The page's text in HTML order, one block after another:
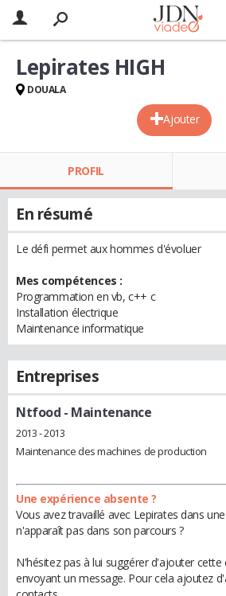
Ajouter
Lepirates HIGH
DOUALA
PROFIL
En résumé
Le défi permet aux hommes d'évoluer
Mes compétences :
Programmation en vb, c++ c
Installation électrique
Maintenance informatique
Entreprises
Ntfood - Maintenance
2013 - 2013
Maintenance des machines de production
Une expérience absente ?
Vous avez travaillé avec Lepirates dans
n'apparaît pas dans son parcours ?
N'hésitez pas à lui suggérer d'ajouter cette
envoyant un message. Pour cela ajoutez